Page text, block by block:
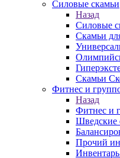
Силовые скамьи
Назад
Силовые
Скамьи
Скамьи
Фитнес и
Назад
Фитнес и
Шведские
Прочий